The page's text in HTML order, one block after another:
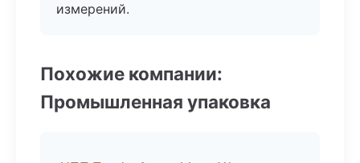
измерений.
Похожие компании:
Промышленная упаковка